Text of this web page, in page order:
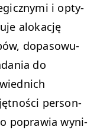
i opty­
alokację
dopa­sowu­
do
per­son­
popraw­ia wyni­